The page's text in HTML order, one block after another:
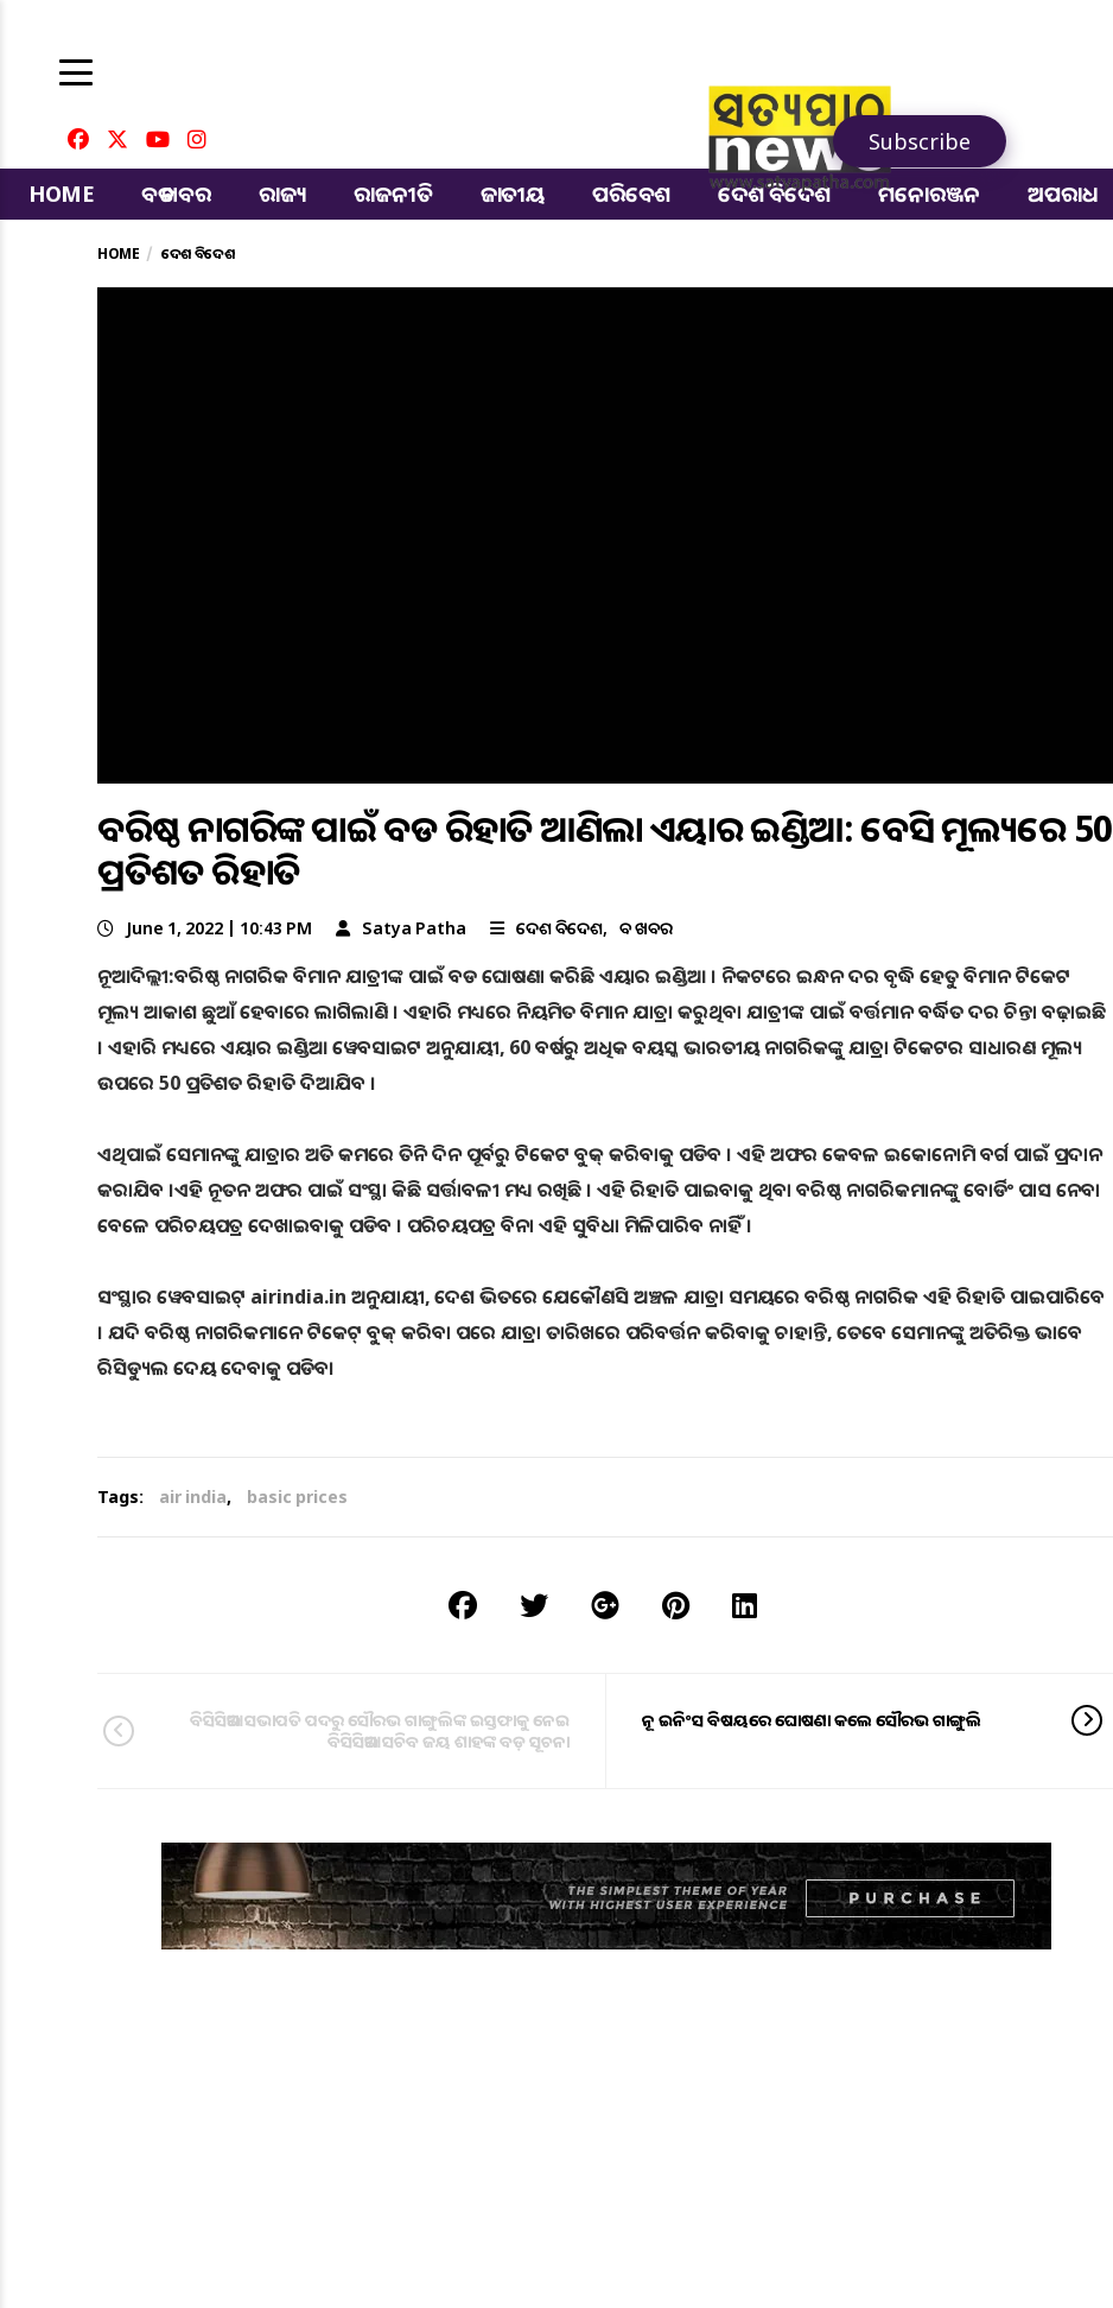
Subscribe
HOME
ବଡ ଖବର ରାଜ୍ୟ ରାଜନୀତି ଜାତୀୟ ପରିବେଶ ଦେଶ ବିଦେଶ ମନୋରଞ୍ଜନ ଅପରାଧ
HOME ଦେଶ ବିଦେଶ
ବରିଷ୍ଠ ନାଗରିକଙ୍କ ପାଇଁ ବଡ ରିହାତି ଆଣିଲା ଏୟାର ଇଣ୍ଡିଆ: ବେସିକ ମୂଲ୍ୟରେ 50
ପ୍ରତିଶତ ରିହାତି
June 1, 2022 | 10:43 PM Satya Patha ଦେଶ ବିଦେଶ ବଡ ଖବର
ନୂଆଦିଲ୍ଲୀ:ବରିଷ୍ଠ ନାଗରିକ ବିମାନ ଯାତ୍ରୀଙ୍କ ପାଇଁ ବଡ ଘୋଷଣା କରିଛି ଏୟାର ଇଣ୍ଡିଆ । ନିକଟରେ ଇନ୍ଧନ ଦର ବୃଦ୍ଧି ହେତୁ ବିମାନ ଟିକେଟ
ମୂଲ୍ୟ ଆକାଶ ଛୁଆଁ ହେବାରେ ଲାଗିଲାଣି । ଏହାରି ମଧ୍ୟରେ ନିୟମିତ ବିମାନ ଯାତ୍ରା କରୁଥିବା ଯାତ୍ରୀଙ୍କ ପାଇଁ ବର୍ତ୍ତମାନ ବର୍ଦ୍ଧିତ ଦର ଚିନ୍ତା ବଢ଼ାଇଛି
। ଏହାରି ମଧ୍ୟରେ ଏୟାର ଇଣ୍ଡିଆ ୱେବସାଇଟ ଅନୁଯାୟୀ, 60 ବର୍ଷରୁ ଅଧିକ ବୟସ୍କ ଭାରତୀୟ ନାଗରିକଙ୍କୁ ଯାତ୍ରା ଟିକେଟର ସାଧାରଣ ମୂଲ୍ୟ
ଉପରେ 50 ପ୍ରତିଶତ ରିହାତି ଦିଆଯିବ ।
ଏଥିପାଇଁ ସେମାନଙ୍କୁ ଯାତ୍ରାର ଅତି କମରେ ତିନି ଦିନ ପୂର୍ବରୁ ଟିକେଟ ବୁକ୍ କରିବାକୁ ପଡିବ । ଏହି ଅଫର କେବଳ ଇକୋନୋମି ବର୍ଗ ପାଇଁ ପ୍ରଦାନ
କରାଯିବ ।ଏହି ନୂତନ ଅଫର ପାଇଁ ସଂସ୍ଥା କିଛି ସର୍ତ୍ତାବଳୀ ମଧ୍ୟ ରଖିଛି । ଏହି ରିହାତି ପାଇବାକୁ ଥିବା ବରିଷ୍ଠ ନାଗରିକମାନଙ୍କୁ ବୋର୍ଡିଂ ପାସ ନେବା
ବେଳେ ପରିଚୟପତ୍ର ଦେଖାଇବାକୁ ପଡିବ । ପରିଚୟପତ୍ର ବିନା ଏହି ସୁବିଧା ମିଳିପାରିବ ନାହିଁ ।
ସଂସ୍ଥାର ୱେବସାଇଟ୍ airindia.in ଅନୁଯାୟୀ, ଦେଶ ଭିତରେ ଯେକୌଣସି ଅଞ୍ଚଳ ଯାତ୍ରା ସମୟରେ ବରିଷ୍ଠ ନାଗରିକ ଏହି ରିହାତି ପାଇପାରିବେ
। ଯଦି ବରିଷ୍ଠ ନାଗରିକମାନେ ଟିକେଟ୍ ବୁକ୍ କରିବା ପରେ ଯାତ୍ରା ତାରିଖରେ ପରିବର୍ତ୍ତନ କରିବାକୁ ଚାହାନ୍ତି, ତେବେ ସେମାନଙ୍କୁ ଅତିରିକ୍ତ ଭାବେ
ରିସିଡ୍ୟୁଲ ଦେୟ ଦେବାକୁ ପଡିବ।
Tags: air india, basic prices
ବିସିସିଆଇ ସଭାପତି ପଦରୁ ସୌରଭ ଗାଙ୍ଗୁଲିଙ୍କ ଇସ୍ତଫାକୁ ନେଇ
ବିସିସିଆଇ ସଚିବ ଜୟ ଶାହଙ୍କ ବଡ଼ ସୂଚନା
ନୂଆ ଇନିଂସ ବିଷୟରେ ଘୋଷଣା କଲେ ସୌରଭ ଗାଙ୍ଗୁଲି